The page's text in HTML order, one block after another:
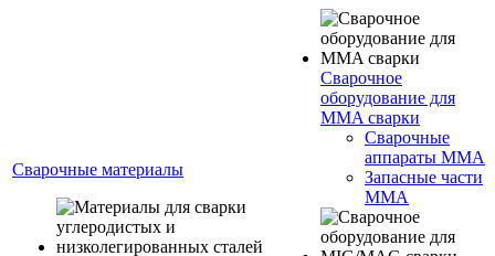
Сварочные материалы
Сварочное
оборудование для
MMA сварки
Сварочные
аппараты MMA
Запасные части
MMA